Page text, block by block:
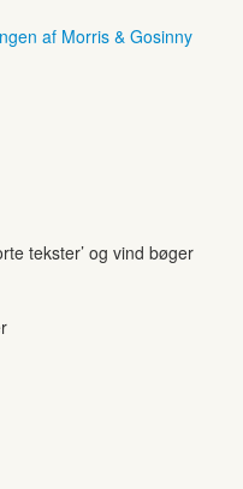
af Morris & Gosinny
tekster’ og vind bøger